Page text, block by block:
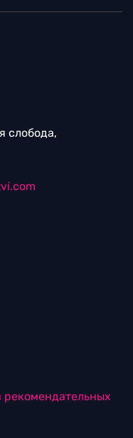
слобода,
рекомендательных